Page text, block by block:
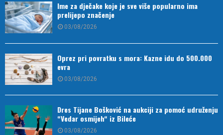
Ime za dječake koje je sve više popularno ima
prelijepo značenje
03/08/2026
Oprez pri povratku s mora: Kazne idu do 500.000
evra
03/08/2026
Dres Tijane Bošković na aukciji za pomoć udruženju
“Vedar osmijeh“ iz Bileće
03/08/2026